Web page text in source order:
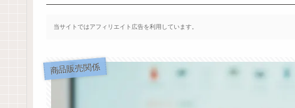
当サイトではアフィリエイト広告を利用しています。
商品販売関係